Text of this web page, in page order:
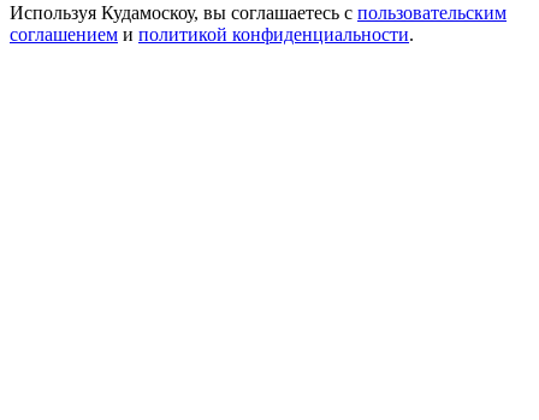
Используя Кудамоскоу, вы соглашаетесь с пользовательским
соглашением и политикой конфиденциальности.